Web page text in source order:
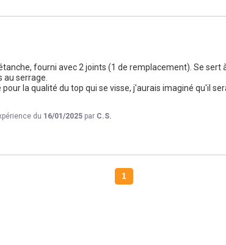
fourni avec 2 joints (1 de remplacement). Se sert
au serrage.
pour la qualité du top qui se visse, j'aurais imaginé qu'il
du 16/01/2025 par C.S.
1